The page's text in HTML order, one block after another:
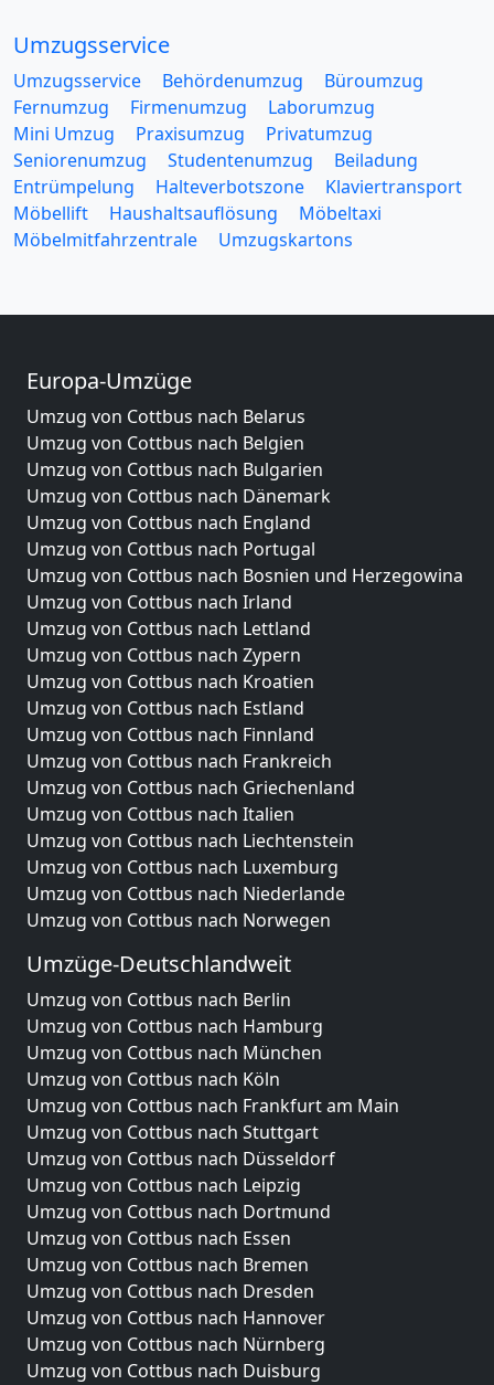
Umzugsservice
Umzugsservice Behördenumzug
Büroumzug
Fernumzug
Firmenumzug
Laborumzug
Mini Umzug
Praxisumzug
Privatumzug
Seniorenumzug
Studentenumzug
Beiladung
Entrümpelung
Halteverbotszone
Klaviertransport
Möbellift
Haushaltsauflösung
Möbeltaxi
Möbelmitfahrzentrale
Umzugskartons
Europa-Umzüge
Umzug von Cottbus nach Belarus
Umzug von Cottbus nach Belgien
Umzug von Cottbus nach Bulgarien
Umzug von Cottbus nach Dänemark
Umzug von Cottbus nach England
Umzug von Cottbus nach Portugal
Umzug von Cottbus nach Bosnien und Herzegowina
Umzug von Cottbus nach Irland
Umzug von Cottbus nach Lettland
Umzug von Cottbus nach Zypern
Umzug von Cottbus nach Kroatien
Umzug von Cottbus nach Estland
Umzug von Cottbus nach Finnland
Umzug von Cottbus nach Frankreich
Umzug von Cottbus nach Griechenland
Umzug von Cottbus nach Italien
Umzug von Cottbus nach Liechtenstein
Umzug von Cottbus nach Luxemburg
Umzug von Cottbus nach Niederlande
Umzug von Cottbus nach Norwegen
Umzüge-Deutschlandweit
Umzug von Cottbus nach Berlin
Umzug von Cottbus nach Hamburg
Umzug von Cottbus nach München
Umzug von Cottbus nach Köln
Umzug von Cottbus nach Frankfurt am Main
Umzug von Cottbus nach Stuttgart
Umzug von Cottbus nach Düsseldorf
Umzug von Cottbus nach Leipzig
Umzug von Cottbus nach Dortmund
Umzug von Cottbus nach Essen
Umzug von Cottbus nach Bremen
Umzug von Cottbus nach Dresden
Umzug von Cottbus nach Hannover
Umzug von Cottbus nach Nürnberg
Umzug von Cottbus nach Duisburg